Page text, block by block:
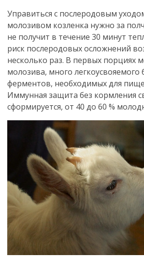
Управиться с послеродовым
молозивом козленка нужно за
не получит в течение 30 минут
риск послеродовых осложнений
несколько раз. В первых порциях
молозива, много легкоусвояемого
ферментов, необходимых для
Иммунная защита без кормления
сформируется, от 40 до 60 %